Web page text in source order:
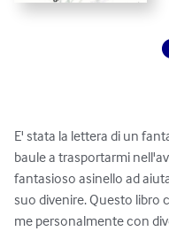
E' stata la lettera di un
baule a trasportarmi
fantasioso asinello ad
suo divenire. Questo libro
me personalmente con